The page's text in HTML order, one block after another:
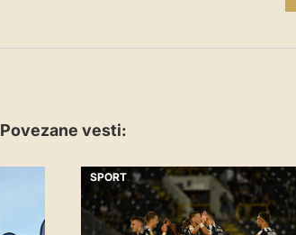
Povezane vesti:
SPORT